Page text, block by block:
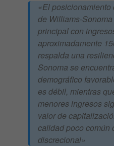
«El
de Williams-
principal con
aproximadamente
respalda una
Sonoma se
demográfico
es débil, mientras
menores ingresos
valor de
calidad poco común
discrecional»